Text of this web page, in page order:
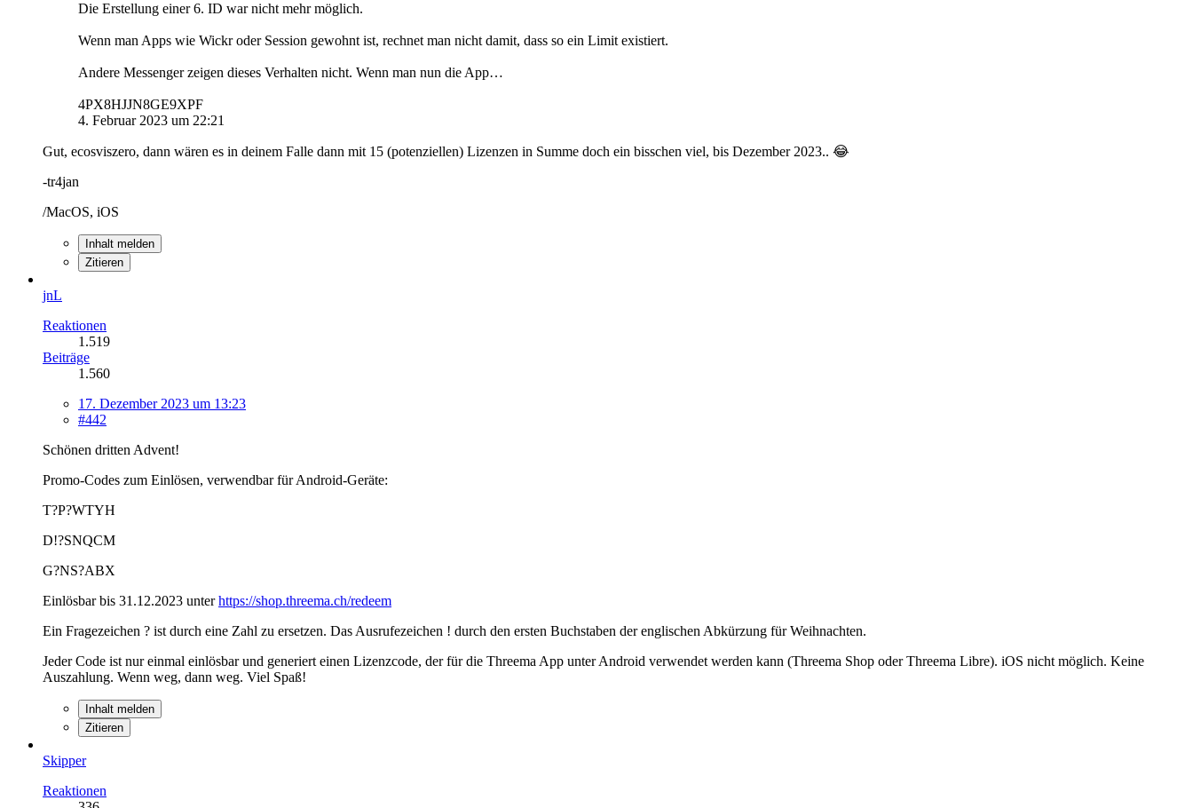
Die Erstellung einer 6. ID war nicht mehr möglich.
Wenn man Apps wie Wickr oder Session gewohnt ist, rechnet man nicht damit, dass so ein Limit existiert.
Andere Messenger zeigen dieses Verhalten nicht. Wenn man nun die App…
4PX8HJJN8GE9XPF
4. Februar 2023 um 22:21
Gut, ecosviszero, dann wären es in deinem Falle dann mit 15 (potenziellen) Lizenzen in Summe doch ein bisschen viel, bis Dezember 2023.. 😂
-tr4jan
/MacOS, iOS
Inhalt melden
Zitieren
jnL
Reaktionen
1.519
Beiträge
1.560
17. Dezember 2023 um 13:23
#442
Schönen dritten Advent!
Promo-Codes zum Einlösen, verwendbar für Android-Geräte:
T?P?WTYH
D!?SNQCM
G?NS?ABX
Einlösbar bis 31.12.2023 unterhttps://shop.threema.ch/redeem
Ein Fragezeichen ? ist durch eine Zahl zu ersetzen. Das Ausrufezeichen ! durch den ersten Buchstaben der englischen Abkürzung für Weihnachten.
Jeder Code ist nur einmal einlösbar und generiert einen Lizenzcode, der für die Threema App unter Android verwendet werden kann (Threema Shop oder Threema Libre). iOS nicht möglich. Keine
Auszahlung. Wenn weg, dann weg. Viel Spaß!
Inhalt melden
Zitieren
Skipper
Reaktionen